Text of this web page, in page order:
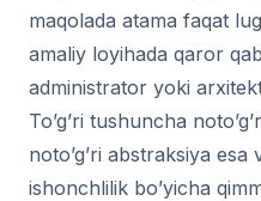
maqolada atama faqat
amaliy loyihada qaror
administrator yoki
To’g’ri tushuncha
noto’g’ri abstraksiya
ishonchlilik bo’yicha